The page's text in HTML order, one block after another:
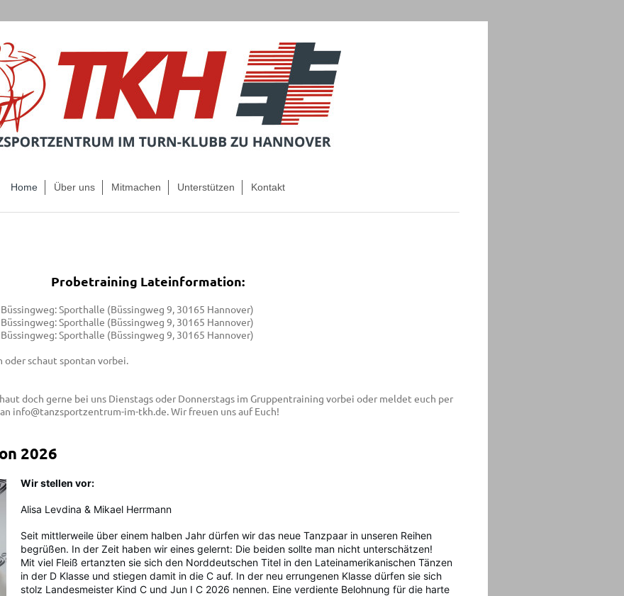
Home Über uns Mitmachen Unterstützen Kontakt
Probetraining Lateinformation:
Büssingweg: Sporthalle (Büssingweg 9, 30165 Hannover)
Büssingweg: Sporthalle (Büssingweg 9, 30165 Hannover)
Büssingweg: Sporthalle (Büssingweg 9, 30165 Hannover)
oder schaut spontan vorbei.
doch gerne bei uns Dienstags oder Donnerstags im Gruppentraining vorbei oder meldet euch per
info@tanzsportzentrum-im-tkh.de. Wir freuen uns auf Euch!
2026
Wir stellen vor:
Alisa Levdina & Mikael Herrmann
Seit mittlerweile über einem halben Jahr dürfen wir das neue Tanzpaar in unseren Reihen
begrüßen. In der Zeit haben wir eines gelernt: Die beiden sollte man nicht unterschätzen!
Mit viel Fleiß ertanzten sie sich den Norddeutschen Titel in den Lateinamerikanischen Tänzen
in der D Klasse und stiegen damit in die C auf. In der neu errungenen Klasse dürfen sie sich
stolz Landesmeister Kind C und Jun I C 2026 nennen. Eine verdiente Belohnung für die harte